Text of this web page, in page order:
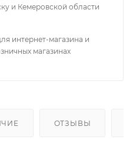
и Кемеровской области
интернет-магазина и
магазинах
ОТЗЫВЫ